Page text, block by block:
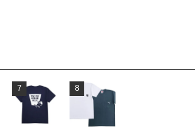
7 8